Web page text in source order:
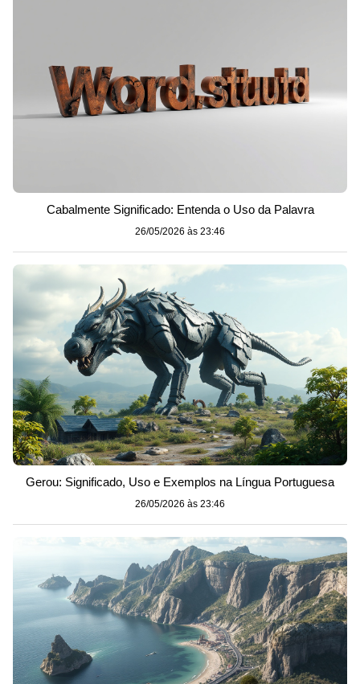
Cabalmente Significado: Entenda o Uso da Palavra
26/05/2026 às 23:46
Gerou: Significado, Uso e Exemplos na Língua Portuguesa
26/05/2026 às 23:46